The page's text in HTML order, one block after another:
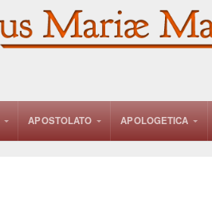
APOSTOLATO APOLOGETICA